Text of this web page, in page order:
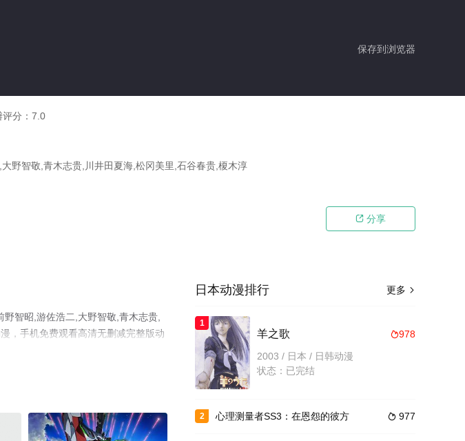
保存到浏览器
分： 7.0
野智敬,青木志贵,川井田夏海,松冈美里,石谷春贵,榎木淳
 分享
智昭,游佐浩二,大野智敬,青木志贵,
，手机免费观看高清无删减完整版动
更多 
日本动漫排行
1
978
羊之歌
2003 / 日本 / 日韩动漫
状态：已完结
2  977
心理测量者SS3：在恩怨的彼方